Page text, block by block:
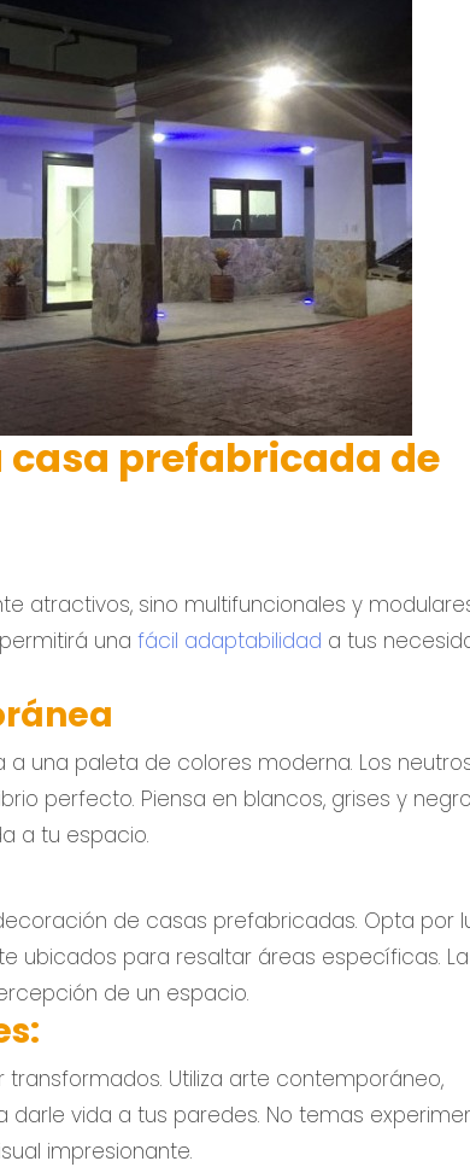
prefabricada de
atractivos, sino multifuncionales y
unafácil adaptabilidad a tus
una paleta de colores moderna. Los
perfecto. Piensa en blancos, grises y
a tu espacio.
de casas prefabricadas. Opta por
ubicados para resaltar áreas específicas.
de un espacio.
Utiliza arte contemporáneo,
vida a tus paredes. No temas
impresionante.